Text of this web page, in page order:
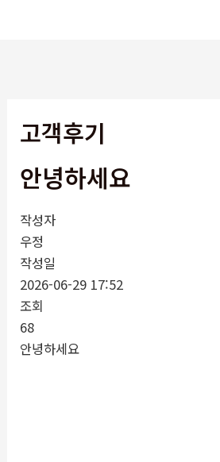
고객후기
안녕하세요
작성자
우정
작성일
2026-06-29 17:52
조회
68
안녕하세요